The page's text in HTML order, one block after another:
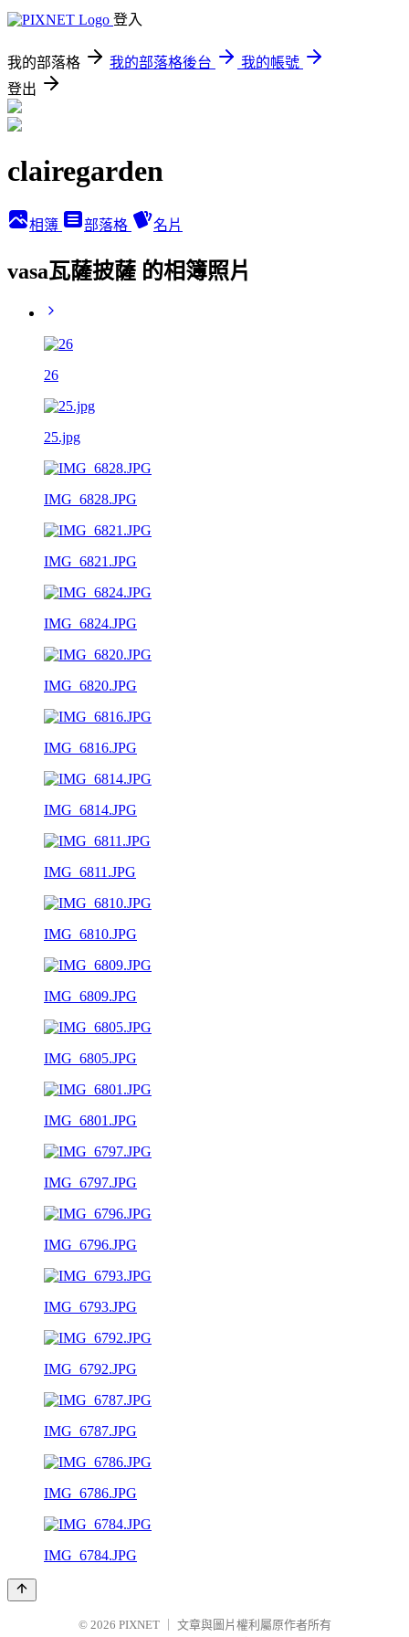
登入
我的部落格 我的部落格後台
我的帳號
登出
clairegarden
相簿 部落格 名片
vasa瓦薩披薩 的相簿照片
26
25.jpg
IMG_6828.JPG
IMG_6821.JPG
IMG_6824.JPG
IMG_6820.JPG
IMG_6816.JPG
IMG_6814.JPG
IMG_6811.JPG
IMG_6810.JPG
IMG_6809.JPG
IMG_6805.JPG
IMG_6801.JPG
IMG_6797.JPG
IMG_6796.JPG
IMG_6793.JPG
IMG_6792.JPG
IMG_6787.JPG
IMG_6786.JPG
IMG_6784.JPG
© 2026 PIXNET
文章與圖片權利屬原作者所有